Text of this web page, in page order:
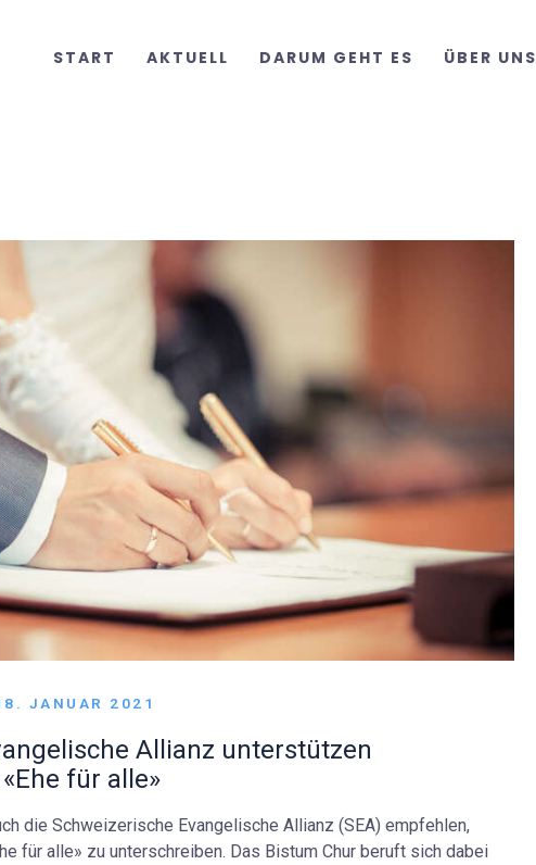
START AKTUELL DARUM GEHT ES ÜBER UNS
DOWNLOADS
JANUAR 2021
Allianz unterstützen
für alle»
die Schweizerische Evangelische Allianz (SEA) empfehlen,
für alle» zu unterschreiben. Das Bistum Chur beruft sich dabei